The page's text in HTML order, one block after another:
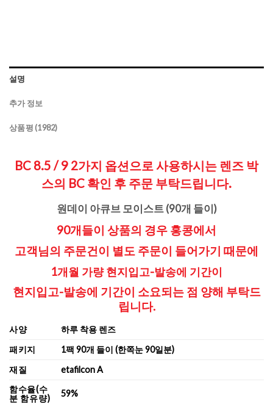
설명
추가 정보
상품평 (1982)
BC 8.5 / 9 2가지 옵션으로 사용하시는 렌즈 박
스의 BC 확인 후 주문 부탁드립니다.
원데이 아큐브 모이스트 (90개 들이)
90개들이 상품의 경우 홍콩에서
고객님의 주문건이 별도 주문이 들어가기 때문에
1개월 가량 현지입고-발송에 기간이
현지입고-발송에 기간이 소요되는 점 양해 부탁드
립니다.
사양
하루 착용 렌즈
패키지
1팩 90개 들이 (한쪽눈 90일분)
재질
etafilcon A
함수율(수
분 함유량)
59%